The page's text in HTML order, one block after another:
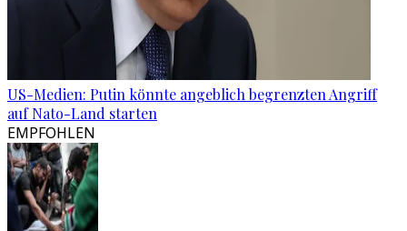
US-Medien: Putin könnte angeblich begrenzten Angriff
auf Nato-Land starten
EMPFOHLEN